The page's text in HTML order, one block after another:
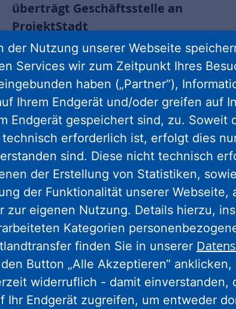
überträgt Geschäftsstelle an
ProjektStadt
Stadtentwicklungsexperten der NHW unterstützen
Zusammenarbeit fachlich und organisatorisch / Ziel:
öffentliche Debatte zur sozialen Stadtentwicklung
mitgestalten, Städtebauförderprogramm „Sozialer
Zusammenhalt“ weiterentwickeln
facebook youtube linkedin
der Nutzung unserer Webseite
Services wir zum Zeitpunkt Ihres
haben („Partner“),
Ihrem Endgerät und/oder greifen auf
Endgerät gespeichert sind, zu. Soweit
erforderlich ist, erfolgt dies
sind. Diese nicht technisch
der Erstellung von Statistiken,
der Funktionalität unserer Webseite,
zur eigenen Nutzung. Details hierzu,
Kategorien
finden Sie in unserer
Button „Alle Akzeptieren“ anklicken,
widerruflich - damit einverstanden,
Ihr Endgerät zugreifen, um entweder